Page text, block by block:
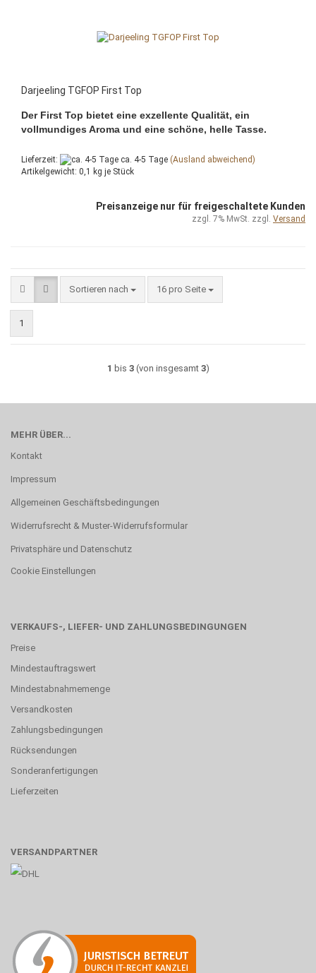
Darjeeling TGFOP First Top
Der First Top bietet eine exzellente Qualität, ein
vollmundiges Aroma und eine schöne, helle Tasse.
Lieferzeit: ca. 4-5 Tage (Ausland abweichend)
Artikelgewicht: 0,1 kg je Stück
Preisanzeige nur für freigeschaltete Kunden
zzgl. 7% MwSt. zzgl. Versand
Sortieren nach
Sortieren nach 16 pro Seite
pro Seite
1
1 bis 3(von insgesamt 3)
MEHR ÜBER...
Kontakt
Impressum
Allgemeinen Geschäftsbedingungen
Widerrufsrecht & Muster-Widerrufsformular
Privatsphäre und Datenschutz
Cookie Einstellungen
VERKAUFS-, LIEFER- UND ZAHLUNGSBEDINGUNGEN
Preise
Mindestauftragswert
Mindestabnahmemenge
Versandkosten
Zahlungsbedingungen
Rücksendungen
Sonderanfertigungen
Lieferzeiten
VERSANDPARTNER